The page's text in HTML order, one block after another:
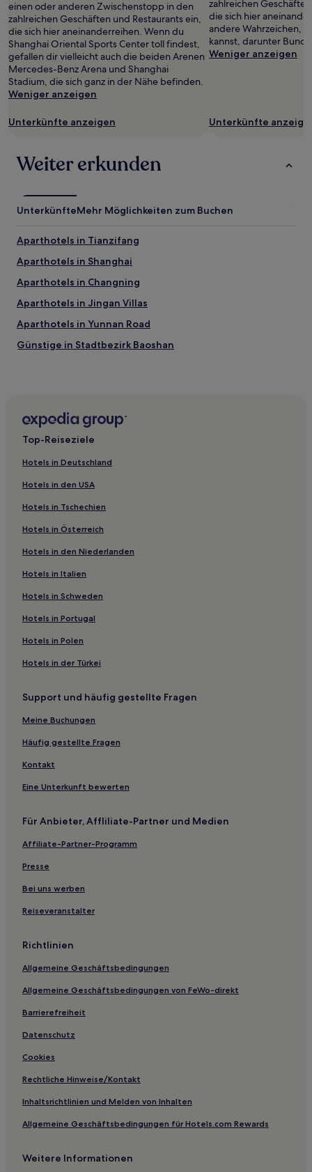
können
zusätzliche
Bedingungen
gelten.
einen oder anderen Zwischenstopp in den
zahlreichen Geschäften und Restaurants ein,
die sich hier aneinanderreihen. Wenn du
Shanghai Oriental Sports Center toll findest,
gefallen dir vielleicht auch die beiden Arenen
Mercedes-Benz Arena und Shanghai
Stadium, die sich ganz in der Nähe befinden.
Weniger anzeigen
Unterkünfte anzeigen
zahlreichen
die sich hier
andere Wahrzeichen,
kannst, darunter Bund.
Weniger anzeigen
Unterkünfte
Weiter erkunden
UnterkünfteMehr Möglichkeiten zum Buchen
Aparthotels in Tianzifang
Aparthotels in Shanghai
Aparthotels in Changning
Aparthotels in Jingan Villas
Aparthotels in Yunnan Road
Günstige in Stadtbezirk Baoshan
Haustierfreundliche nahe Tianzifang
Günstige in Jinshan
Business in Jinshan
Günstige in Zhujiajiao
Hotels mit Fitnessbereich in Jujiaqiao
Familien in Stadtbezirk Jiading
Business in Stadtbezirk Jiading
Hotels mit Pool nahe Zhangjiang Hi-Tech Park in Shanghai
Familien nahe Zhangjiang Hi-Tech Park in Shanghai
Hotels mit Wellnessbereich nahe Zhangjiang Hi-Tech Park
Hotels mit inbegriffenem Frühstück in Shanghai
Familien in Shanghai
Hotels mit Pool nahe West Nanjing Road
Hotels nahe Platz des Volkes
Hotels nahe City God Temple
Hotels nahe St. Nikolaus-Kirche
Hotels nahe Guilin Park
Top-Reiseziele
Hotels in Deutschland
Hotels in den USA
Hotels in Tschechien
Hotels in Österreich
Hotels in den Niederlanden
Hotels in Italien
Hotels in Schweden
Hotels in Portugal
Hotels in Polen
Hotels in der Türkei
Support und häufig gestellte Fragen
Meine Buchungen
Häufig gestellte Fragen
Kontakt
Eine Unterkunft bewerten
Für Anbieter, Affliliate-Partner und Medien
Affiliate-Partner-Programm
Presse
Bei uns werben
Reiseveranstalter
Richtlinien
Allgemeine Geschäftsbedingungen
Allgemeine Geschäftsbedingungen von FeWo-direkt
Barrierefreiheit
Datenschutz
Cookies
Rechtliche Hinweise/Kontakt
Inhaltsrichtlinien und Melden von Inhalten
Allgemeine Geschäftsbedingungen für Hotels.com Rewards
Weitere Informationen